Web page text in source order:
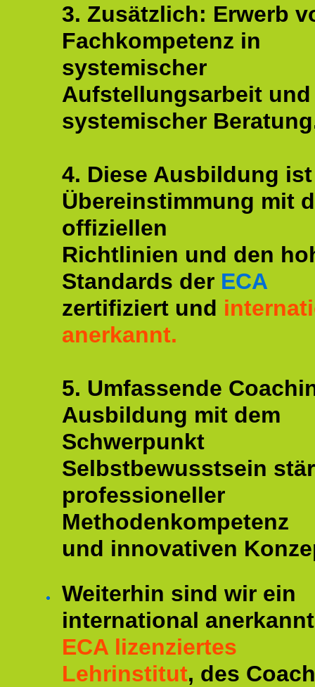
3. Zusätzlich: Erwerb
Fachkompetenz in
systemischer
Aufstellungsarbeit und
systemischer
4. Diese Ausbildung
Übereinstimmung mit
offiziellen
Richtlinien und den
Standards der ECA
zertifiziert und
anerkannt.
5. Umfassende
Ausbildung mit dem
Schwerpunkt
Selbstbewusstsein
professioneller
Methodenkompetenz
und innovativen
Weiterhin sind wir ein
international
ECA lizenziertes
Lehrinstitut, des